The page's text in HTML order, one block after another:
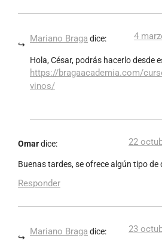
Mariano Braga dice: 4
Hola, César, podrás hacerlo desde
https://bragaacademia.com/
vinos/
Omardice: 22
Buenas tardes, se ofrece algún tipo de
Responder
Mariano Braga dice: 23